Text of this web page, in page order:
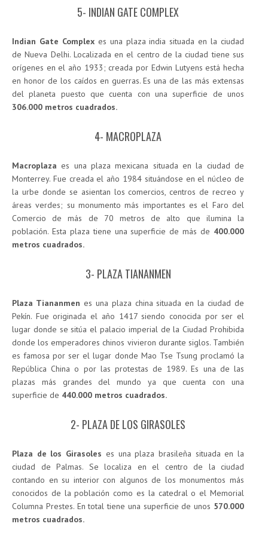
5- INDIAN GATE COMPLEX
Indian Gate Complexes una plaza india situada en la ciudad
de Nueva Delhi. Localizada en el centro de la ciudad tiene sus
orígenes en el año 1933; creada por Edwin Lutyens está hecha
en honor de los caídos en guerras. Es una de las más extensas
del planeta puesto que cuenta con una superficie de unos
306.000 metros cuadrados.
4- MACROPLAZA
Macroplaza es una plaza mexicana situada en la ciudad de
Monterrey. Fue creada el año 1984 situándose en el núcleo de
la urbe donde se asientan los comercios, centros de recreo y
áreas verdes; su monumento más importantes es el Faro del
Comercio de más de 70 metros de alto que ilumina la
población. Esta plaza tiene una superficie de más de 400.000
metros cuadrados.
3- PLAZA TIANANMEN
Plaza Tiananmen es una plaza china situada en la ciudad de
Pekín. Fue originada el año 1417 siendo conocida por ser el
lugar donde se sitúa el palacio imperial de la Ciudad Prohibida
donde los emperadores chinos vivieron durante siglos. También
es famosa por ser el lugar donde Mao Tse Tsung proclamó la
República China o por las protestas de 1989. Es una de las
plazas más grandes del mundo ya que cuenta con una
superficie de 440.000 metros cuadrados.
2- PLAZA DE LOS GIRASOLES
Plaza de los Girasoles es una plaza brasileña situada en la
ciudad de Palmas. Se localiza en el centro de la ciudad
contando en su interior con algunos de los monumentos más
conocidos de la población como es la catedral o el Memorial
Columna Prestes. En total tiene una superficie de unos 570.000
metros cuadrados.